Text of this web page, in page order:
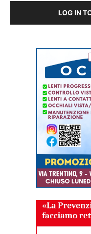
LOG IN